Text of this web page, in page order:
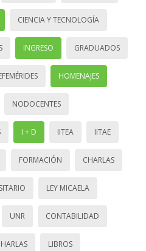
CIENCIA Y TECNOLOGÍA
INGRESO GRADUADOS
HOMENAJES
NODOCENTES
I + D IITEA IITAE
FORMACIÓN CHARLAS
LEY MICAELA
UNR CONTABILIDAD
LIBROS